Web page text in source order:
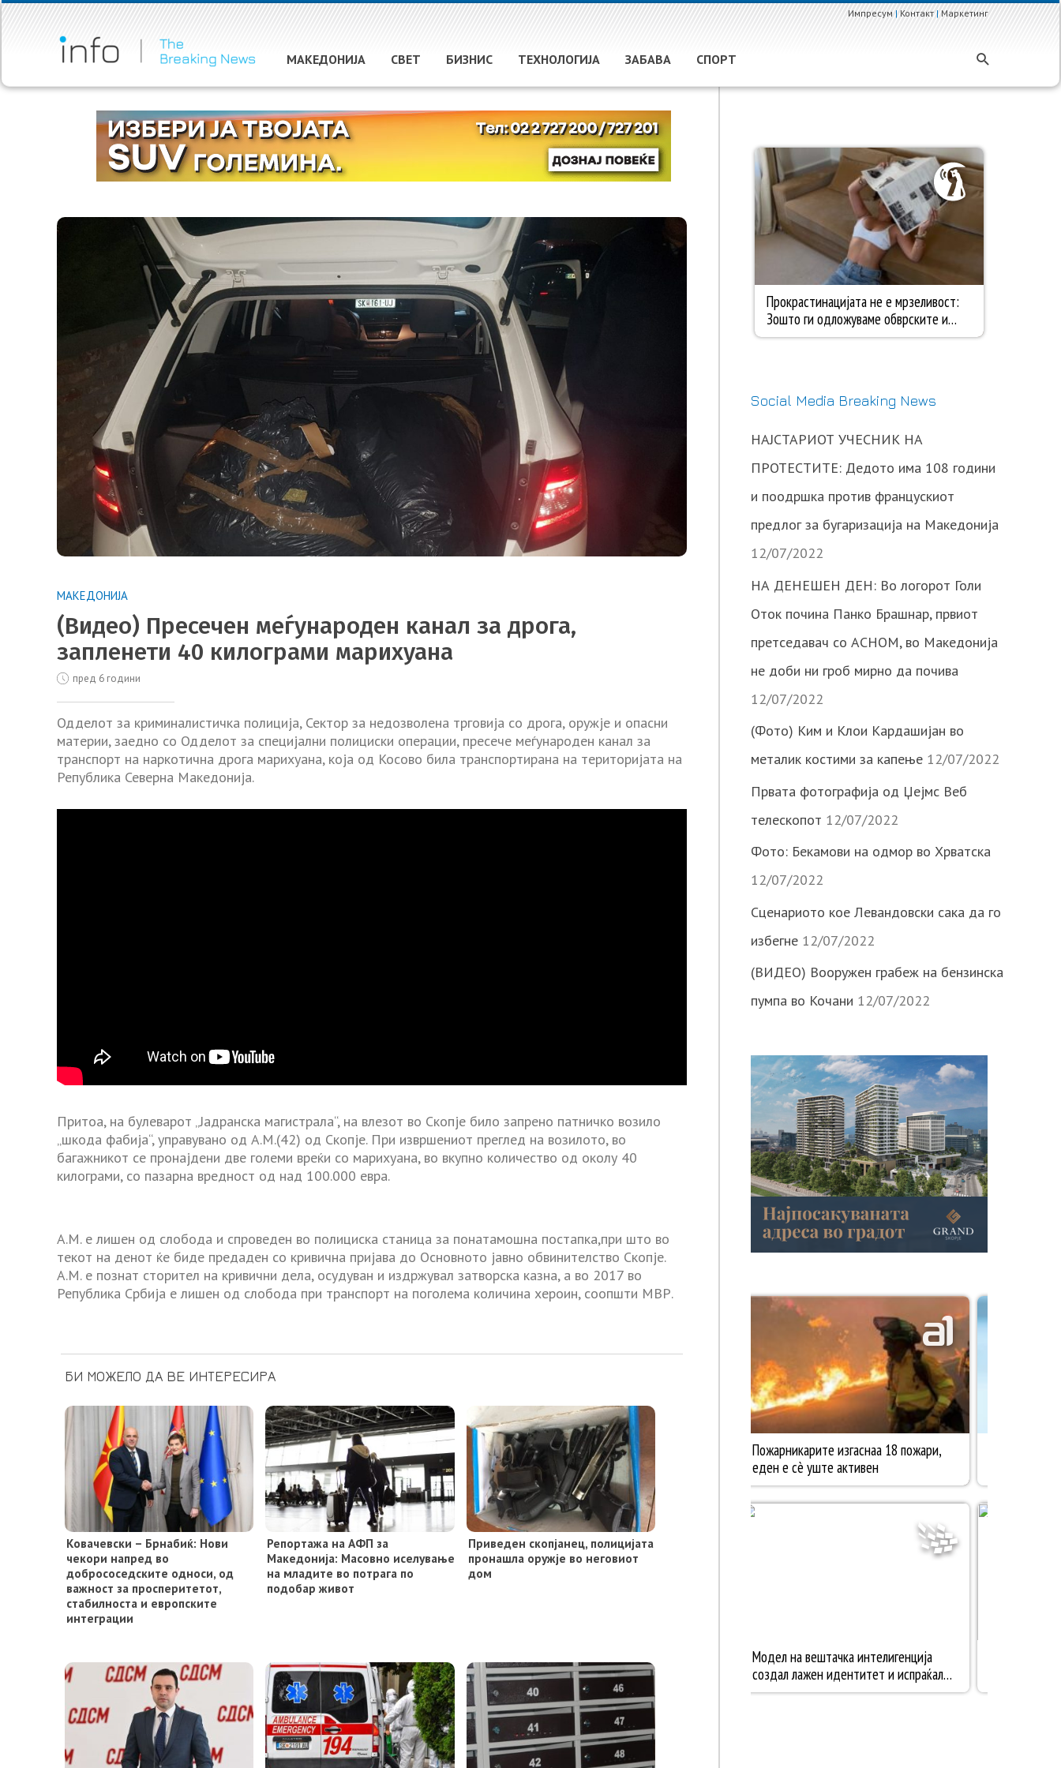
Импресум|Контакт|Маркетинг
МАКЕДОНИЈА СВЕТ БИЗНИС ТЕХНОЛОГИЈА ЗАБАВА СПОРТ
МАКЕДОНИЈА
(Видео) Пресечен меѓународен канал за дрога,
запленети 40 килограми марихуана
пред 6 години
Одделот за криминалистичка полиција, Сектор за недозволена трговија со дрога, оружје и опасни
материи, заедно со Одделот за специјални полициски операции, пресече меѓународен канал за
транспорт на наркотична дрога марихуана, која од Косово била транспортирана на територијата на
Република Северна Македонија.
Притоа, на булеварот „Јадранска магистрала“, на влезот во Скопје било запрено патничко возило
„шкода фабија“, управувано од А.М.(42) од Скопје. При извршениот преглед на возилото, во
багажникот се пронајдени две големи вреќи со марихуана, во вкупно количество од околу 40
килограми, со пазарна вредност од над 100.000 евра.
А.М. е лишен од слобода и спроведен во полициска станица за понатамошна постапка,при што во
текот на денот ќе биде предаден со кривична пријава до Основното јавно обвинителство Скопје.
А.М. е познат сторител на кривични дела, осудуван и издржувал затворска казна, а во 2017 во
Република Србија е лишен од слобода при транспорт на поголема количина хероин, соопшти МВР.
БИ МОЖЕЛО ДА ВЕ ИНТЕРЕСИРА
Ковачевски – Брнабиќ: Нови
чекори напред во
добрососедските односи, од
важност за просперитетот,
стабилноста и европските
интеграции
Репортажа на АФП за
Македонија: Масовно иселување
на младите во потрага по
подобар живот
Приведен скопјанец, полицијата
пронашла оружје во неговиот
дом
Social Media Breaking News
НАЈСТАРИОТ УЧЕСНИК НА
ПРОТЕСТИТЕ: Дедото има 108 години
и поодршка против францускиот
предлог за бугаризација на Македонија
12/07/2022
НА ДЕНЕШЕН ДЕН: Во логорот Голи
Оток почина Панко Брашнар, првиот
претседавач со АСНОМ, во Македонија
не доби ни гроб мирно да почива
12/07/2022
(Фото) Ким и Клои Кардашијан во
металик костими за капење 12/07/2022
Првата фотографија од Џејмс Веб
телескопот 12/07/2022
Фото: Бекамови на одмор во Хрватска
12/07/2022
Сценариото кое Левандовски сака да го
избегне 12/07/2022
(ВИДЕО) Вооружен грабеж на бензинска
пумпа во Кочани 12/07/2022